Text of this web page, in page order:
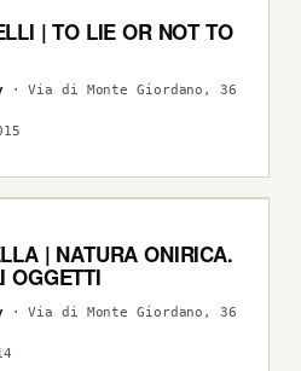
| TO LIE OR NOT TO
· Via di Monte Giordano, 36
| NATURA ONIRICA.
OGGETTI
· Via di Monte Giordano, 36